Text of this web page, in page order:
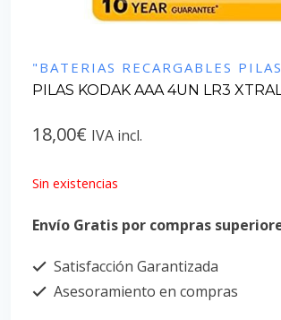
"BATERIAS RECARGABLES
PILAS KODAK AAA 4UN LR3
18,00€ IVA incl.
Sin existencias
Envío Gratis por compras
Satisfacción Garantizada
Asesoramiento en compras